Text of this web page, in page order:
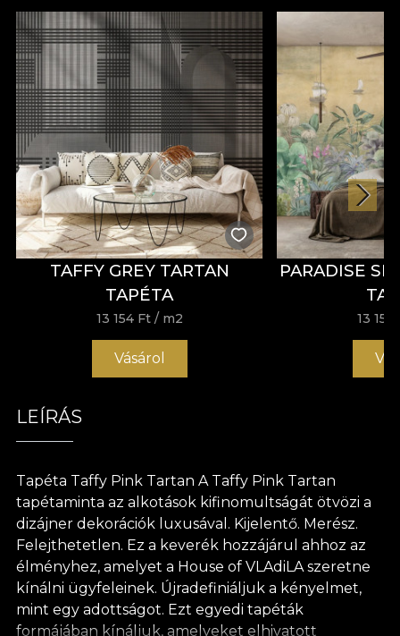
TAFFY GREY TARTAN
TAPÉTA
13 154 Ft / m2
Vásárol
PARADISE
13 154
LEÍRÁS
Tapéta Taffy Pink Tartan A Taffy Pink Tartan
tapétaminta az alkotások kifinomultságát ötvözi a
dizájner dekorációk luxusával. Kijelentő. Merész.
Felejthetetlen. Ez a keverék hozzájárul ahhoz az
élményhez, amelyet a House of VLAdiLA szeretne
kínálni ügyfeleinek. Újradefiniáljuk a kényelmet,
mint egy adottságot. Ezt egyedi tapéták
formájában kínáljuk, amelyeket elhivatott